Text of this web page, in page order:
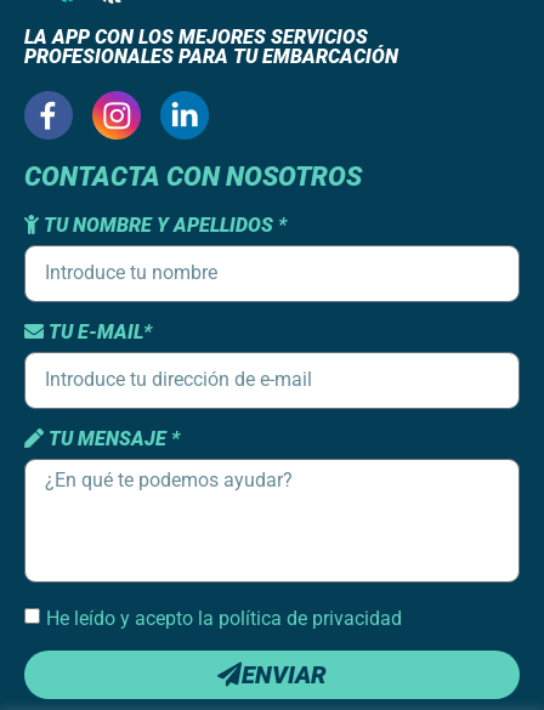
LA APP CON LOS MEJORES SERVICIOS
PROFESIONALES PARA TU EMBARCACIÓN
CONTACTA CON NOSOTROS
TU NOMBRE Y APELLIDOS *
TU E-MAIL*
TU MENSAJE *
He leído y acepto la política de privacidad
ENVIAR